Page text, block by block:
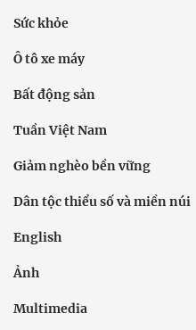
Sức khỏe
Ô tô xe máy
Bất động sản
Tuần Việt Nam
Giảm nghèo bền vững
Dân tộc thiểu số và miền núi
English
Ảnh
Multimedia